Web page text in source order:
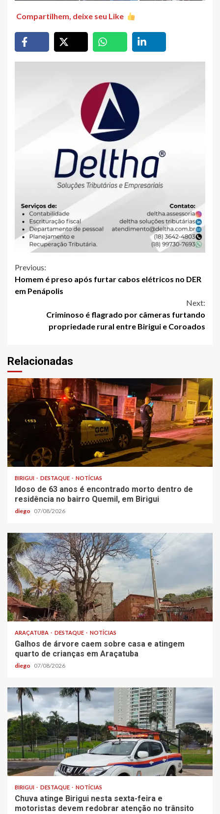
Compartilhem, deixe seu Like
Continue
Reading
Previous:
Homem é preso após furtar cabos elétricos no DER
em Penápolis
Next:
Criminoso é flagrado por câmeras furtando
propriedade rural entre Birigui e Coroados
Relacionadas
BIRIGUI DESTAQUE NOTÍCIAS
Idoso de 63 anos é encontrado morto dentro de
residência no bairro Quemil, em Birigui
diego 07/08/2026
ARAÇATUBA DESTAQUE NOTÍCIAS
Galhos de árvore caem sobre casa e atingem
quarto de crianças em Araçatuba
diego 07/08/2026
BIRIGUI DESTAQUE NOTÍCIAS
Chuva atinge Birigui nesta sexta-feira e
motoristas devem redobrar atenção no trânsito